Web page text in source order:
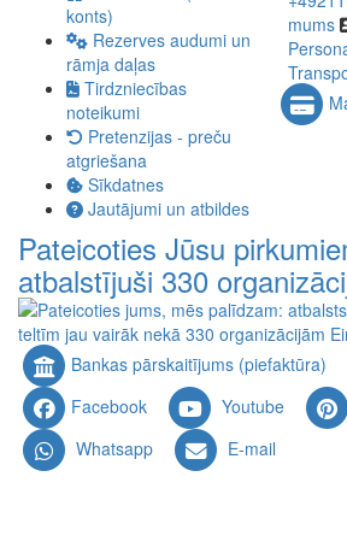
konts)
Rezerves audumi un
rāmja daļas
Tirdzniecības
noteikumi
Pretenzijas - preču
atgriešana
Sīkdatnes
Jautājumi un atbildes
mums
Pateicoties Jūsu
atbalstījuši 330
Bankas pārskaitījums (piefaktūra)
Facebook
Youtube
Whatsapp
E-mail